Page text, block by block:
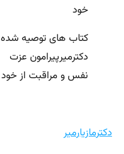
کتاب های توصیه شده
دکترمیرپیرامون عزت
نفس و مراقبت از خود
دکترمازیارمیر